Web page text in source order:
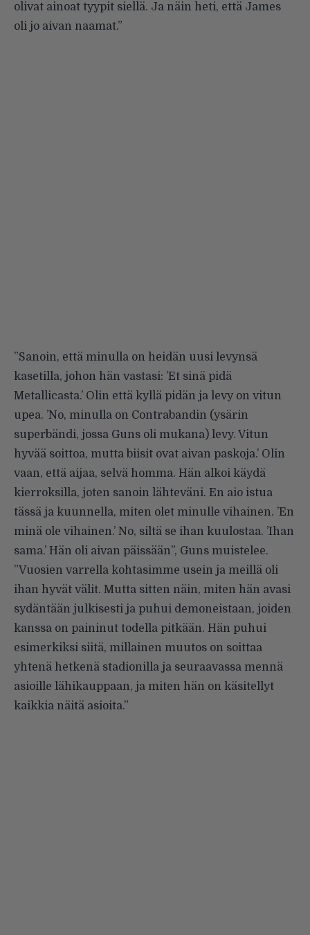
olivat ainoat tyypit siellä. Ja näin heti, että James
oli jo aivan naamat.”
”Sanoin, että minulla on heidän uusi levynsä
kasetilla, johon hän vastasi: ’Et sinä pidä
Metallicasta.’ Olin että kyllä pidän ja levy on vitun
upea. ’No, minulla on Contrabandin (ysärin
superbändi, jossa Guns oli mukana) levy. Vitun
hyvää soittoa, mutta biisit ovat aivan paskoja.’ Olin
vaan, että aijaa, selvä homma. Hän alkoi käydä
kierroksilla, joten sanoin lähteväni. En aio istua
tässä ja kuunnella, miten olet minulle vihainen. ’En
minä ole vihainen.’ No, siltä se ihan kuulostaa. ’Ihan
sama.’ Hän oli aivan päissään”, Guns muistelee.
”Vuosien varrella kohtasimme usein ja meillä oli
ihan hyvät välit. Mutta sitten näin, miten hän avasi
sydäntään julkisesti ja puhui demoneistaan, joiden
kanssa on paininut todella pitkään. Hän puhui
esimerkiksi siitä, millainen muutos on soittaa
yhtenä hetkenä stadionilla ja seuraavassa mennä
asioille lähikauppaan, ja miten hän on käsitellyt
kaikkia näitä asioita.”